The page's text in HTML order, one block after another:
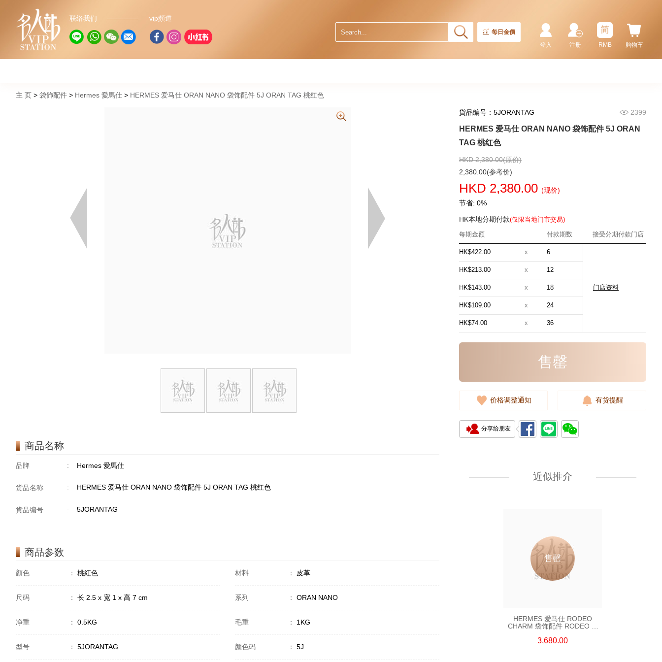
联络我们 vip頻道
每日金價
购物车
简
RMB
注册
登入
主 页 袋飾配件 Hermes 愛馬仕 HERMES 爱马仕 ORAN NANO 袋饰配件 5J ORAN TAG 桃红色
商品名称
品牌 : Hermes 愛馬仕
货品名称 : HERMES 爱马仕 ORAN NANO 袋饰配件 5J ORAN TAG 桃红色
貨品编号 : 5JORANTAG
商品参数
顏色 ： 桃紅色 材料 ： 皮革
尺码 ： 长 2.5 x 宽 1 x 高 7 cm 系列 ： ORAN NANO
净重 ： 0.5KG 毛重 ： 1KG
型号 ： 5JORANTAG 颜色码 ： 5J
貨品编号：5JORANTAG 2399
HERMES 爱马仕 ORAN NANO 袋饰配件 5J ORAN
TAG 桃红色
HKD 2,380.00(原价)
2,380.00(参考价)
HKD 2,380.00 (现价)
节省: 0%
HK本地分期付款(仅限当地门市交易)
每期金额
付款期数 接受分期付款门店
HK$422.00 x 6
门店资料
HK$213.00 x 12
HK$143.00 x 18
HK$109.00 x 24
HK$74.00 x 36
售罄
价格调整通知 有货提醒
分享给朋友
近似推介
HERMES 爱马仕 袋饰配件 BAG
HERMES 爱马仕 PADDOCK
TAG 94/9T 虾肉色
5,580.00
SAKURA SWIFT SS 粉红色
26,800.00
售罄
HERMES 爱马仕 RODEO
CHARM 袋饰配件 RODEO M
3,680.00